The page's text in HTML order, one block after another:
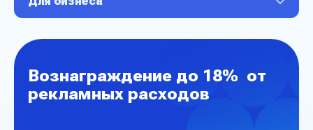
Вознаграждение до 18% от
рекламных расходов